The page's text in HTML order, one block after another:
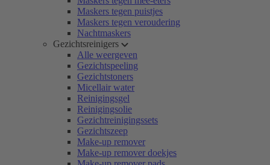
Maskers tegen puistjes
Maskers tegen veroudering
Nachtmaskers
Gezichtsreinigers
Alle weergeven
Gezichtspeeling
Gezichtstoners
Micellair water
Reinigingsgel
Reinigingsolie
Gezichtreinigingssets
Gezichtszeep
Make-up remover
Make-up remover doekjes